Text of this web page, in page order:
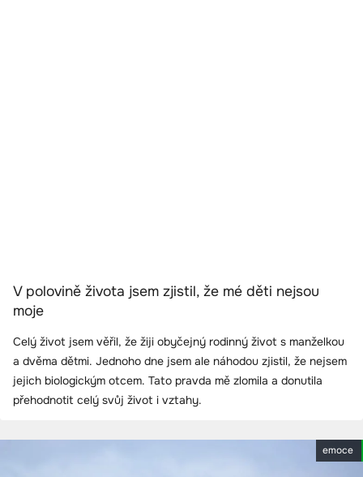
V polovině života jsem zjistil, že mé děti nejsou
moje
Celý život jsem věřil, že žiji obyčejný rodinný život s manželkou
a dvěma dětmi. Jednoho dne jsem ale náhodou zjistil, že nejsem
jejich biologickým otcem. Tato pravda mě zlomila a donutila
přehodnotit celý svůj život i vztahy.
emoce